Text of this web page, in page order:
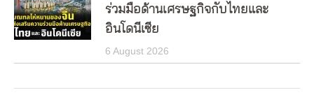
ร่วมมือด้านเศรษฐกิจกับไทยและ
อินโดนีเซีย
6 August 2026